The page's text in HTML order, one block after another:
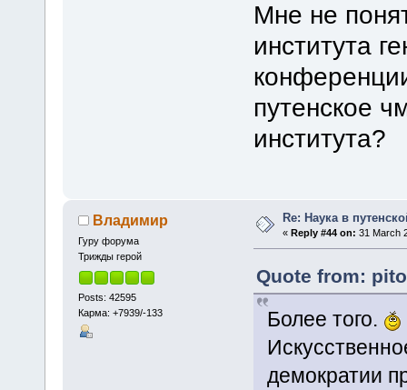
Мне не
института
путенское
института?
Владимир
Гуру форума
Трижды герой
Posts: 42595
Карма: +7939/-133
Re: Наука в
«Reply #44 on: 31 March
Quote from:
Более того.
демократии